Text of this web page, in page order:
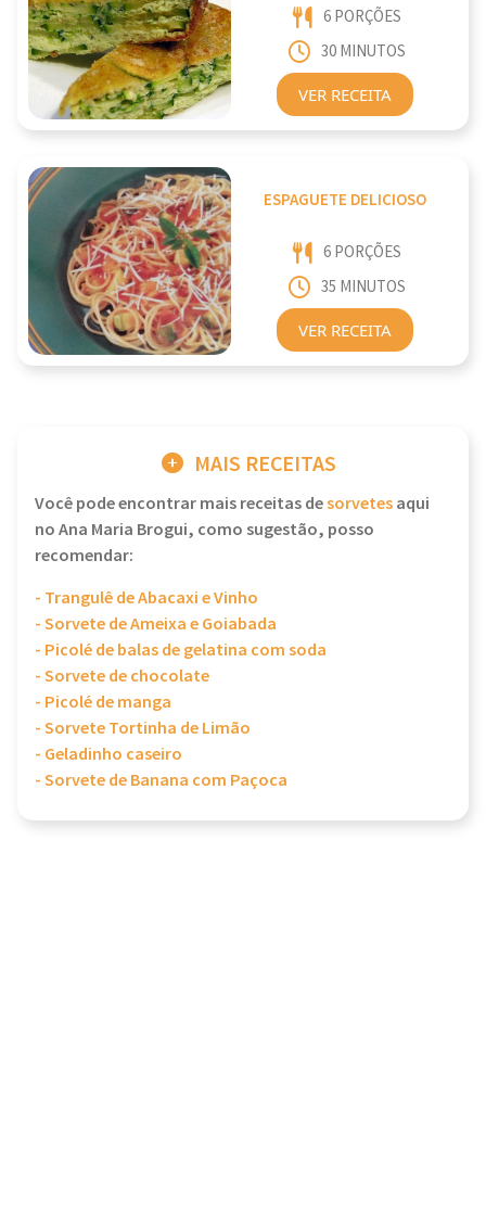
6 PORÇÕES
30 MINUTOS
VER RECEITA
ESPAGUETE DELICIOSO
6 PORÇÕES
35 MINUTOS
VER RECEITA
MAIS RECEITAS
Você pode encontrar mais receitas desorvetesaqui
no Ana Maria Brogui, como sugestão, posso
recomendar:
- Trangulê de Abacaxi e Vinho
- Sorvete de Ameixa e Goiabada
- Picolé de balas de gelatina com soda
- Sorvete de chocolate
- Picolé de manga
- Sorvete Tortinha de Limão
- Geladinho caseiro
- Sorvete de Banana com Paçoca